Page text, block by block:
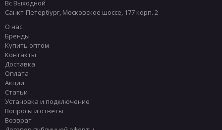
Вс Выходной
Санкт-Петербург, Московское шоссе, 177 корп. 2
О нас
Бренды
Купить оптом
Контакты
Доставка
Оплата
Акции
Статьи
Установка и подключение
Вопросы и ответы
Возврат